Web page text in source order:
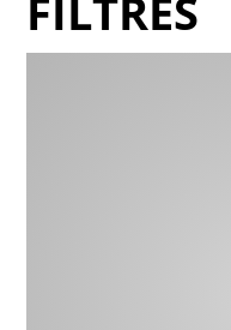
FILTRES